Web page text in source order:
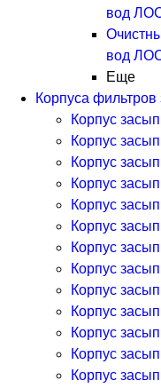
вод
вод
Еще
Корпуса фильтров
Корпус
Корпус
Корпус
Корпус
Корпус
Корпус
Корпус
Корпус
Корпус
Корпус
Корпус
Корпус
Корпус